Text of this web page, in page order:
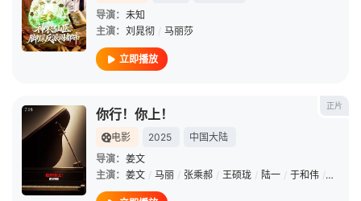
导演： 未知
主演： 刘晁彻 / 马丽莎
立即播放
正片
你行！你上！
电影 2025
中国大陆
导演： 姜文
主演： 姜文 / 马丽 / 张乘郝 / 王硕珑 / 陆一 / 于和伟 / 余皑磊